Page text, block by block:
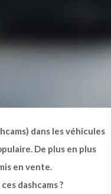
dans les véhicules
De plus en plus
en vente.
dashcams ?